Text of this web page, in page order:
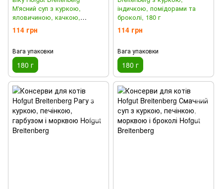
М'ясний суп з куркою,
яловичиною, качкою,
картоплею та помідорами,
180 г
114 грн
Вага упаковки
180 г
індичкою, помідорами та
броколі, 180 г
114 грн
Вага упаковки
180 г